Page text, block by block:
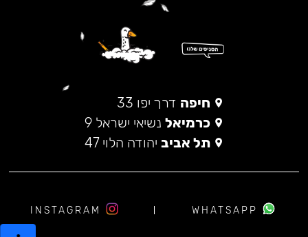
חיפה דרך יפו 33
כרמיאל נשיאי ישראל 9
תל אביב יהודה הלוי 47
WHATSAPP
INSTAGRAM